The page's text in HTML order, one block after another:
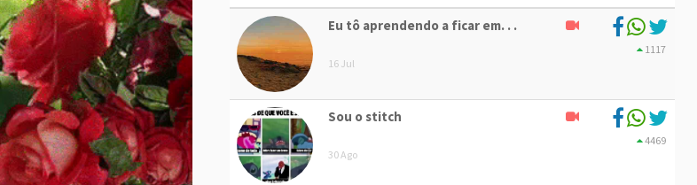
Eu tô aprendendo a ficar em. . .
16 Jul
1117
Sou o stitch
30 Ago
4469